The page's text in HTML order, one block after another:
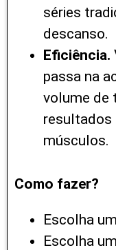
séries
descanso.
Eficiência.
passa na
volume de
resultados
músculos.
Como fazer?
Escolha
Escolha